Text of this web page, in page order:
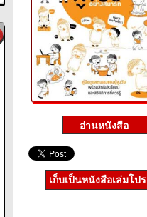
เก็บเป็นหนังสือเล่มโป